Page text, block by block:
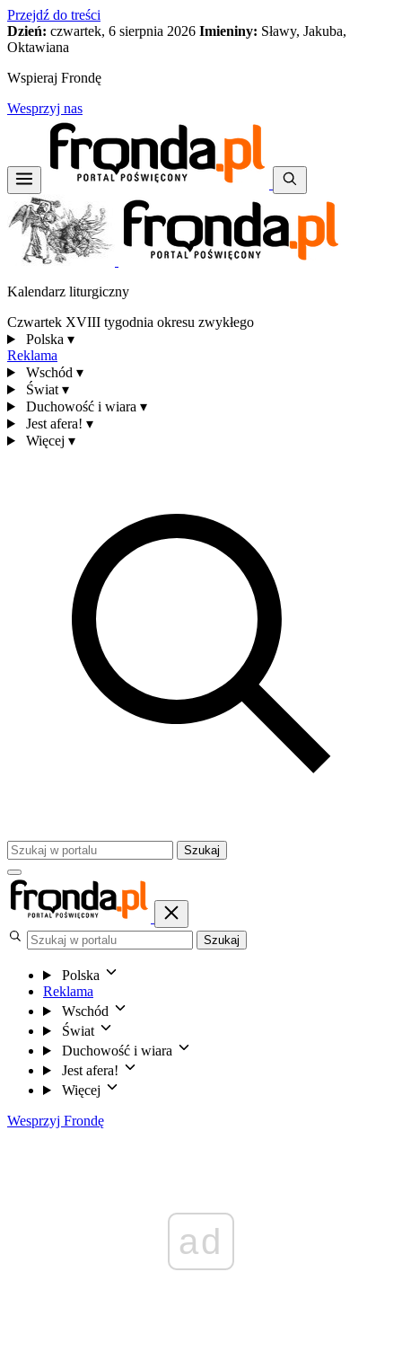
Przejdź do treści
Dzień: czwartek, 6 sierpnia 2026 Imieniny: Sławy, Jakuba,
Oktawiana
Wspieraj Frondę
Wesprzyj nas
Kalendarz liturgiczny
Czwartek XVIII tygodnia okresu zwykłego
Polska ▾
Reklama
Wschód ▾
Świat ▾
Duchowość i wiara ▾
Jest afera! ▾
Więcej ▾
Szukaj
Szukaj
Polska
Reklama
Wschód
Świat
Duchowość i wiara
Jest afera!
Więcej
Wesprzyj Frondę
ad